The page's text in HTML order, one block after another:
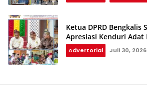
Ketua DPRD Bengkalis
Apresiasi Kenduri Adat
Advertorial Juli 30, 2026